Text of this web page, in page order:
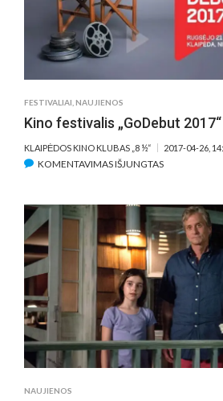
FESTIVALIAI NAUJIENOS
Kino festivalis „GoDebut
KLAIPĖDOS KINO KLUBAS „8 ½“ 2017-04-26,
KOMENTAVIMAS IŠJUNGTASĮRAŠE
„GODEBUT
2017“
KVIEČIA
Į
PAJŪRĮ
NAUJIENOS